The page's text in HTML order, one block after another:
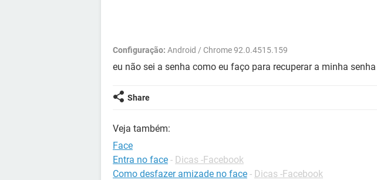
Configuração: Android / Chrome 92.0.4515.159
eu não sei a senha como eu faço para recuperar a minha senha
Share
Veja também:
Face
Entra no face - Dicas -Facebook
Como desfazer amizade no face - Dicas -Facebook